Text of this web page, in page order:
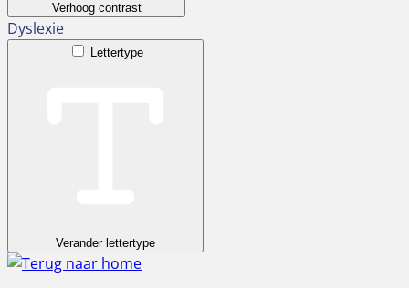
Verhoog contrast
Dyslexie
Lettertype
Verander lettertype